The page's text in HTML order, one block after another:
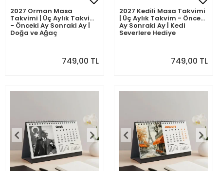
2027 Orman Masa
Takvimi | Üç Aylık Takvim
- Önceki Ay Sonraki Ay |
Doğa ve Ağaç
749,00 TL
2027 Kedili Masa Takvimi
| Üç Aylık Takvim - Önceki
Ay Sonraki Ay | Kedi
Severlere Hediye
749,00 TL